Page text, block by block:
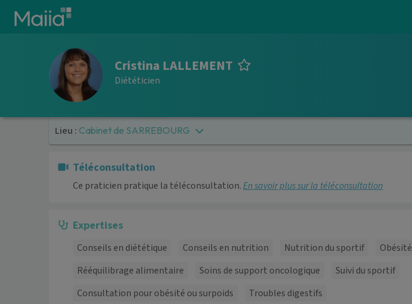
Aller au contenu principal
Cristina LALLEMENT
Diététicien
Lieu : Cabinet de SARREBOURG
Téléconsultation
Ce praticien pratique la téléconsultation.En savoir plus sur la téléconsultation
Expertises
Conseils en diététique Conseils en nutrition Nutrition du sportif
Obésité
Rééquilibrage alimentaire
Soins de support oncologique
Suivi du sportif
Consultation pour obésité ou surpoids
Troubles digestifs